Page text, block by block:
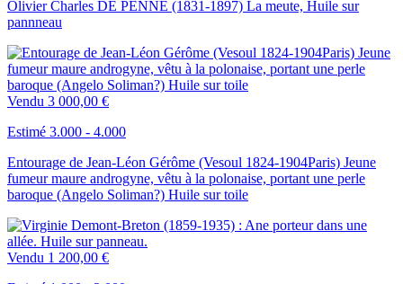
Olivier Charles DE PENNE (1831-1897) La meute, Huile sur
pannneau
Vendu 3 000,00 €
Estimé 3.000 - 4.000
Entourage de Jean-Léon Gérôme (Vesoul 1824-1904Paris) Jeune
fumeur maure androgyne, vêtu à la polonaise, portant une perle
baroque (Angelo Soliman?) Huile sur toile
Vendu 1 200,00 €